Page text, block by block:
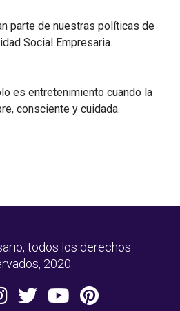
parte de nuestras políticas de
Social Empresaria.
es entretenimiento cuando la
consciente y cuidada.
todos los derechos
2020.